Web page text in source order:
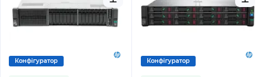
Конфігуратор Конфігуратор